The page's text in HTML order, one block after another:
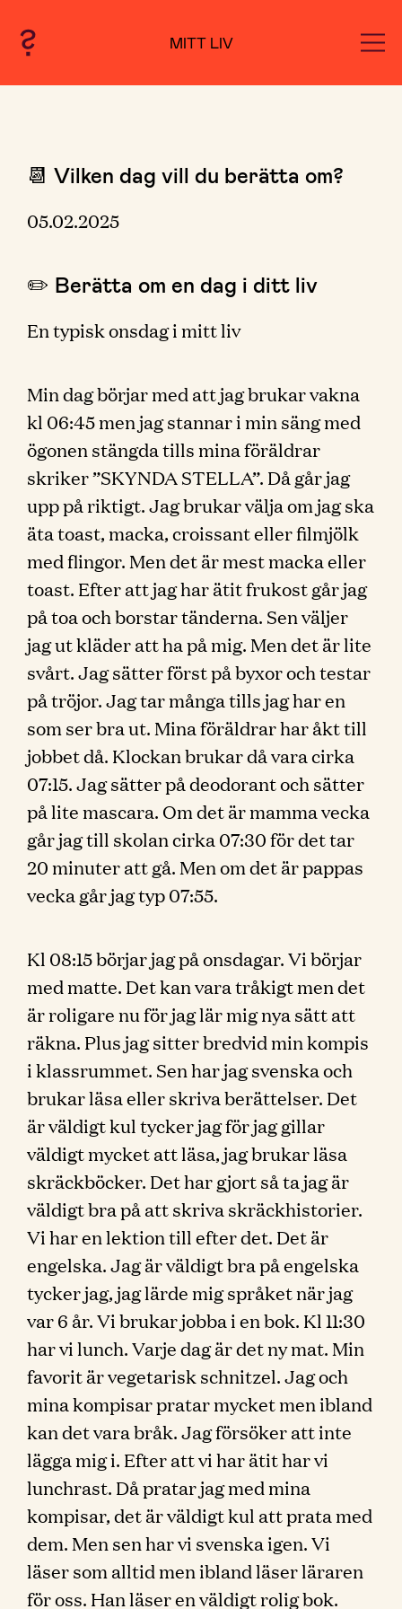
MITT LIV
📆 Vilken dag vill du berätta om?
05.02.2025
✏️ Berätta om en dag i ditt liv
En typisk onsdag i mitt liv
Min dag börjar med att jag brukar vakna
kl 06:45 men jag stannar i min säng med
ögonen stängda tills mina föräldrar
skriker ”SKYNDA STELLA”. Då går jag
upp på riktigt. Jag brukar välja om jag ska
äta toast, macka, croissant eller filmjölk
med flingor. Men det är mest macka eller
toast. Efter att jag har ätit frukost går jag
på toa och borstar tänderna. Sen väljer
jag ut kläder att ha på mig. Men det är lite
svårt. Jag sätter först på byxor och testar
på tröjor. Jag tar många tills jag har en
som ser bra ut. Mina föräldrar har åkt till
jobbet då. Klockan brukar då vara cirka
07:15. Jag sätter på deodorant och sätter
på lite mascara. Om det är mamma vecka
går jag till skolan cirka 07:30 för det tar
20 minuter att gå. Men om det är pappas
vecka går jag typ 07:55.
Kl 08:15 börjar jag på onsdagar. Vi börjar
med matte. Det kan vara tråkigt men det
är roligare nu för jag lär mig nya sätt att
räkna. Plus jag sitter bredvid min kompis
i klassrummet. Sen har jag svenska och
brukar läsa eller skriva berättelser. Det
är väldigt kul tycker jag för jag gillar
väldigt mycket att läsa, jag brukar läsa
skräckböcker. Det har gjort så ta jag är
väldigt bra på att skriva skräckhistorier.
Vi har en lektion till efter det. Det är
engelska. Jag är väldigt bra på engelska
tycker jag, jag lärde mig språket när jag
var 6 år. Vi brukar jobba i en bok. Kl 11:30
har vi lunch. Varje dag är det ny mat. Min
favorit är vegetarisk schnitzel. Jag och
mina kompisar pratar mycket men ibland
kan det vara bråk. Jag försöker att inte
lägga mig i. Efter att vi har ätit har vi
lunchrast. Då pratar jag med mina
kompisar, det är väldigt kul att prata med
dem. Men sen har vi svenska igen. Vi
läser som alltid men ibland läser läraren
för oss. Han läser en väldigt rolig bok.